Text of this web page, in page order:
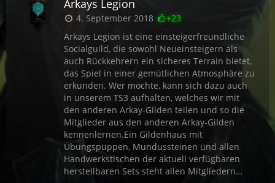
Arkays Legion
4. September 2018
+23
Arkays Legion ist eine einsteigerfreundliche
Socialguild, die sowohl Neueinsteigern als
auch Rückkehrern ein sicheres Terrain bietet,
das Spiel in einer gemütlichen Atmosphäre zu
erkunden. Wer möchte, kann sich dazu auch
in unserem TS3 aufhalten, welches wir mit
den anderen Arkay-Gilden teilen und so die
Mitglieder aus den anderen Arkay-Gilden
kennenlernen.Ein Gildenhaus mit
Übungspuppen, Mundussteinen und allen
Handwerkstischen der aktuell verfügbaren
herstellbaren Sets steht allen Mitgliedern…